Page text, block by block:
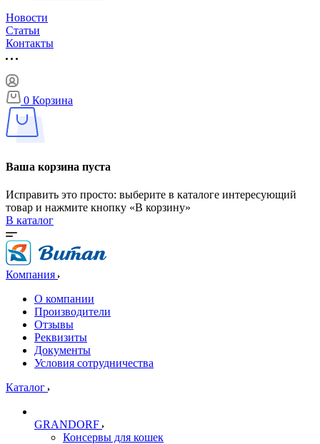
Новости
Статьи
Контакты
0 Корзина
Ваша корзина пуста
Исправить это просто: выберите в каталоге интересующий
товар и нажмите кнопку «В корзину»
В каталог
Компания
О компании
Производители
Отзывы
Реквизиты
Документы
Условия сотрудничества
Каталог
GRANDORF
Консервы для кошек